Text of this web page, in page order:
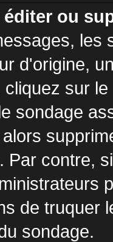
ou
les
d'origine,
sur
sondage
Par contre,
de truquer
sondage.